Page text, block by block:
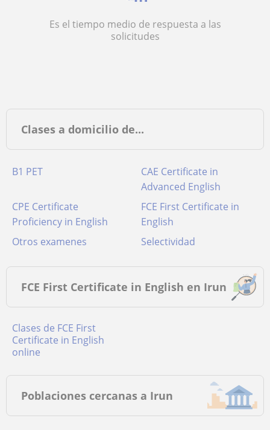
Es el tiempo medio de respuesta a las
solicitudes
Clases a domicilio de...
B1 PET
CAE Certificate in
Advanced English
CPE Certificate
Proficiency in English
FCE First Certificate in
English
Otros examenes
Selectividad
FCE First Certificate in English en Irun
Clases de FCE First
Certificate in English
online
Poblaciones cercanas a Irun